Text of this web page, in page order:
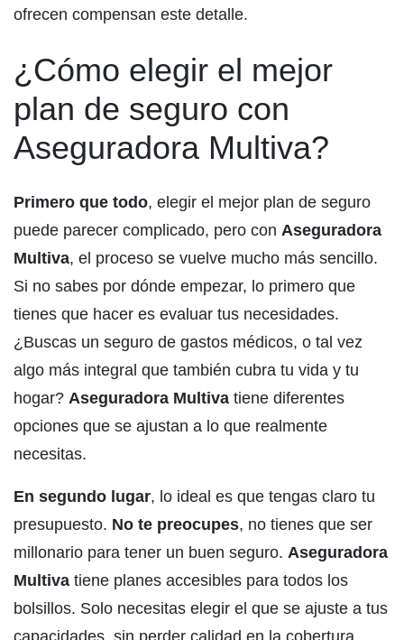
ofrecen compensan este detalle.
¿Cómo elegir el mejor
plan de seguro con
Aseguradora Multiva?
Primero que todo, elegir el mejor plan de seguro
puede parecer complicado, pero con Aseguradora
Multiva, el proceso se vuelve mucho más sencillo.
Si no sabes por dónde empezar, lo primero que
tienes que hacer es evaluar tus necesidades.
¿Buscas un seguro de gastos médicos, o tal vez
algo más integral que también cubra tu vida y tu
hogar? Aseguradora Multiva tiene diferentes
opciones que se ajustan a lo que realmente
necesitas.
En segundo lugar, lo ideal es que tengas claro tu
presupuesto. No te preocupes, no tienes que ser
millonario para tener un buen seguro. Aseguradora
Multiva tiene planes accesibles para todos los
bolsillos. Solo necesitas elegir el que se ajuste a tus
capacidades, sin perder calidad en la cobertura.